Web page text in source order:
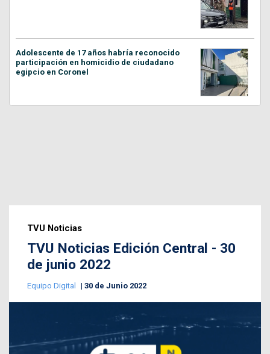
Adolescente de 17 años habría reconocido
participación en homicidio de ciudadano
egipcio en Coronel
TVU Noticias
TVU Noticias Edición Central - 30
de junio 2022
Equipo Digital 30 de Junio 2022